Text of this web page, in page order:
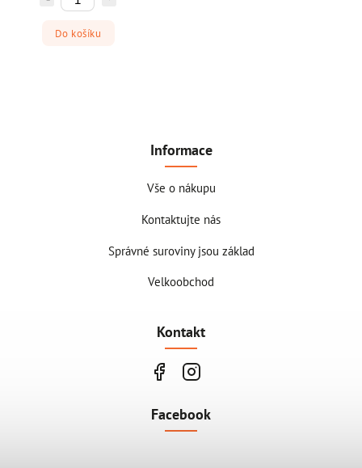
Do košíku
Informace
Vše o nákupu
Kontaktujte nás
Správné suroviny jsou základ
Velkoobchod
Kontakt
Facebook